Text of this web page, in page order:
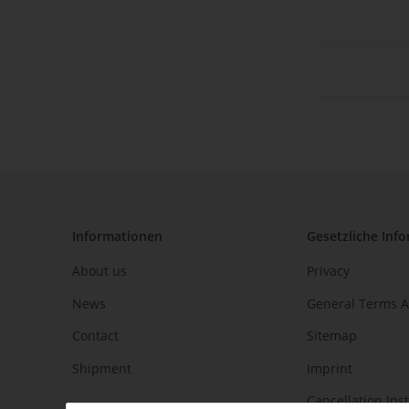
Informationen
About us
News
Contact
Shipment
Gesetzliche
Privacy
General Terms
Sitemap
Imprint
Cancellation